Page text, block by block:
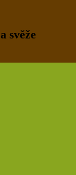
svěže